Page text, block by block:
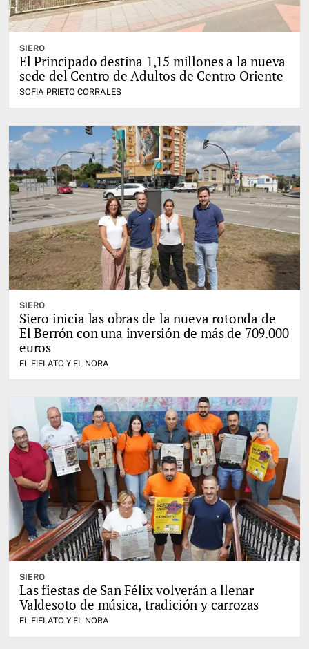
SIERO
El Principado destina 1,15 millones a la nueva
sede del Centro de Adultos de Centro Oriente
SOFIA PRIETO CORRALES
SIERO
Siero inicia las obras de la nueva rotonda de
El Berrón con una inversión de más de 709.000
euros
EL FIELATO Y EL NORA
SIERO
Las fiestas de San Félix volverán a llenar
Valdesoto de música, tradición y carrozas
EL FIELATO Y EL NORA